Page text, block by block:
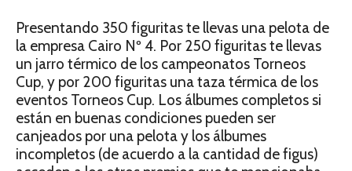
Presentando 350 figuritas te llevas una pelota de
la empresa Cairo Nº 4. Por 250 figuritas te llevas
un jarro térmico de los campeonatos Torneos
Cup, y por 200 figuritas una taza térmica de los
eventos Torneos Cup. Los álbumes completos si
están en buenas condiciones pueden ser
canjeados por una pelota y los álbumes
incompletos (de acuerdo a la cantidad de figus)